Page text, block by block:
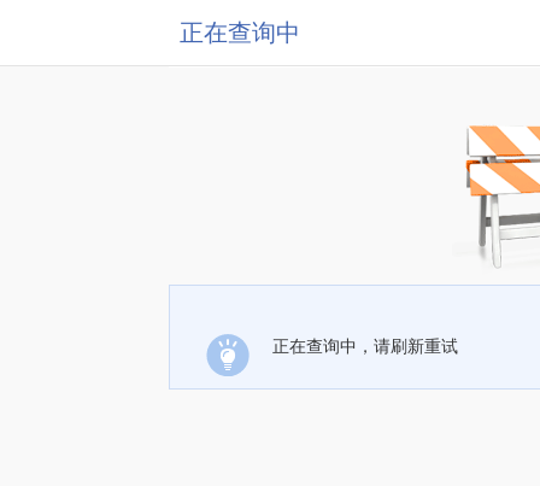
正在查询中
正在查询中，请刷新重试